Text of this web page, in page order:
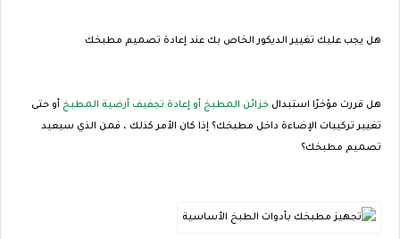
هل يجب عليك تغيير الديكور الخاص بك عند إعادة تصميم مطبخك
هل قررت مؤخرًا استبدالخزائن المطبخ أو إعادة تجفيف أرضية المطبخأو حتى
تغيير تركيبات الإضاءة داخل مطبخك؟ إذا كان الأمر كذلك ، فمن الذي سيعيد
تصميم مطبخك؟